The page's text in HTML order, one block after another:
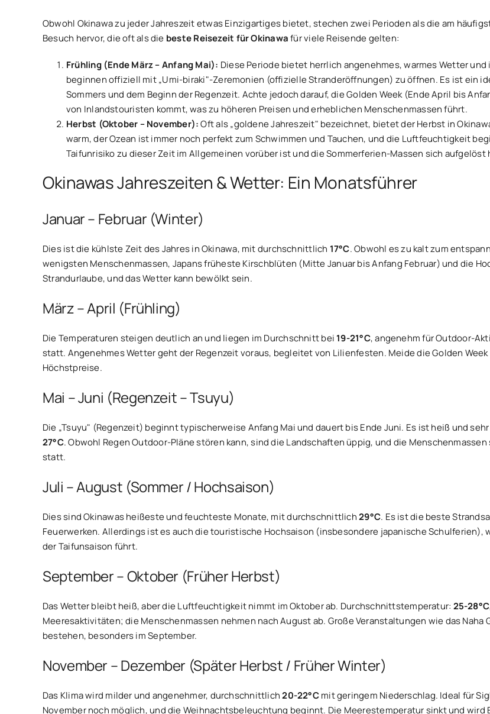
Obwohl Okinawa zu jeder Jahreszeit etwas Einzigartiges bietet, stechen zwei Perioden als die am
Besuch hervor, die oft als die beste Reisezeit für Okinawafür viele Reisende gelten:
Frühling (Ende März – Anfang Mai): Diese Periode bietet herrlich angenehmes, warmes Wetter
beginnen offiziell mit „Umi-biraki"-Zeremonien (offizielle Stranderöffnungen) zu öffnen. Es ist ein
Sommers und dem Beginn der Regenzeit. Achte jedoch darauf, die Golden Week (Ende April bis
von Inlandstouristen kommt, was zu höheren Preisen und erheblichen Menschenmassen führt.
Herbst (Oktober – November):Oft als „goldene Jahreszeit" bezeichnet, bietet der Herbst in
warm, der Ozean ist immer noch perfekt zum Schwimmen und Tauchen, und die Luftfeuchtigkeit
Taifunrisiko zu dieser Zeit im Allgemeinen vorüber ist und die Sommerferien-Massen sich
Okinawas Jahreszeiten & Wetter: Ein Monatsführer
Januar – Februar (Winter)
Dies ist die kühlste Zeit des Jahres in Okinawa, mit durchschnittlich 17°C. Obwohl es zu kalt zum
wenigsten Menschenmassen, Japans früheste Kirschblüten (Mitte Januar bis Anfang Februar) und die
Strandurlaube, und das Wetter kann bewölkt sein.
März – April (Frühling)
Die Temperaturen steigen deutlich an und liegen im Durchschnitt bei 19-21°C, angenehm für Outdoor-
statt. Angenehmes Wetter geht der Regenzeit voraus, begleitet von Lilienfesten. Meide die Golden
Höchstpreise.
Mai – Juni (Regenzeit – Tsuyu)
Die „Tsuyu" (Regenzeit) beginnt typischerweise Anfang Mai und dauert bis Ende Juni. Es ist heiß und
27°C. Obwohl Regen Outdoor-Pläne stören kann, sind die Landschaften üppig, und die
statt.
Juli – August (Sommer / Hochsaison)
Dies sind Okinawas heißeste und feuchteste Monate, mit durchschnittlich29°C. Es ist die beste
Feuerwerken. Allerdings ist es auch die touristische Hochsaison (insbesondere japanische Schulferien),
der Taifunsaison führt.
September – Oktober (Früher Herbst)
Das Wetter bleibt heiß, aber die Luftfeuchtigkeit nimmt im Oktober ab. Durchschnittstemperatur: 25-28°C
Meeresaktivitäten; die Menschenmassen nehmen nach August ab. Große Veranstaltungen wie das Naha
bestehen, besonders im September.
November – Dezember (Später Herbst / Früher Winter)
Das Klima wird milder und angenehmer, durchschnittlich20-22°Cmit geringem Niederschlag. Ideal für
November noch möglich, und die Weihnachtsbeleuchtung beginnt. Die Meerestemperatur sinkt und wird